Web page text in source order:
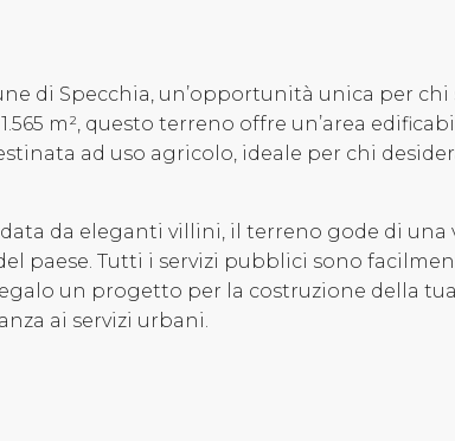
di Specchia, un’opportunità unica per
m², questo terreno offre un’area
ad uso agricolo, ideale per chi
da eleganti villini, il terreno gode di
paese. Tutti i servizi pubblici sono
un progetto per la costruzione della
ai servizi urbani.